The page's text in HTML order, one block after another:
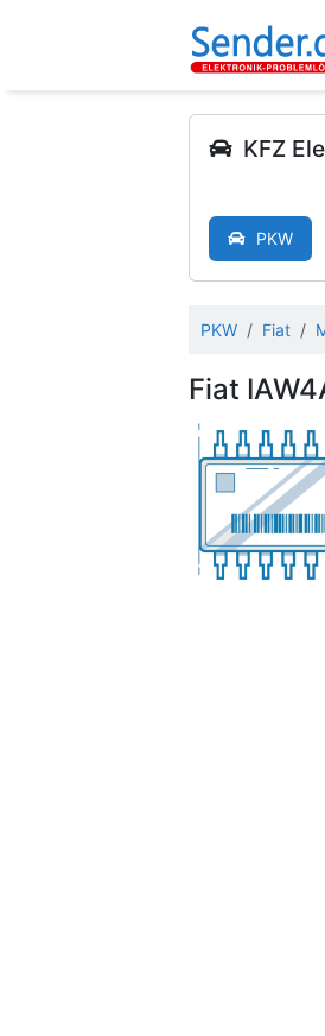
KFZ
PKW
PKW Fiat
Fiat